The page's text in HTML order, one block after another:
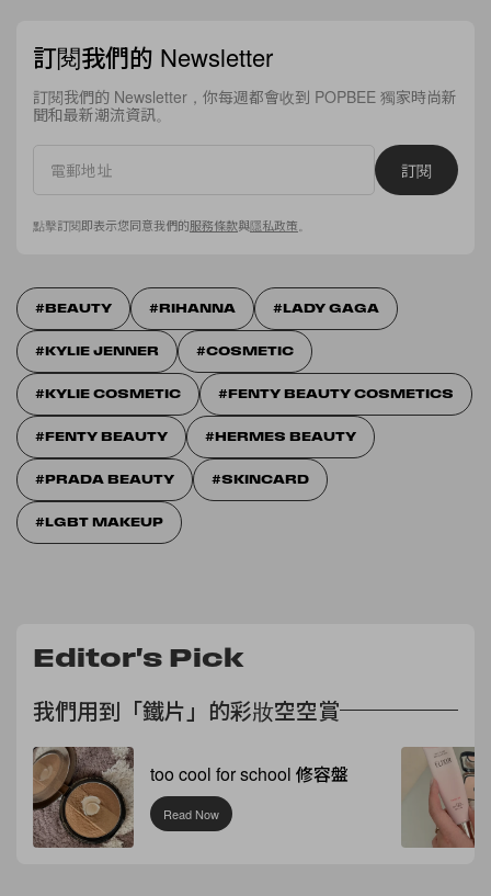
訂閱我們的 Newsletter
訂閱我們的 Newsletter，你每週都會收到 POPBEE 獨家時尚新
聞和最新潮流資訊。
訂閱
點擊訂閱即表示您同意我們的服務條款與隱私政策
BEAUTY RIHANNA LADY GAGA
KYLIE JENNER COSMETIC
KYLIE COSMETIC FENTY BEAUTY COSMETICS
FENTY BEAUTY HERMES BEAUTY
PRADA BEAUTY SKINCARD
LGBT MAKEUP
Editor's Pick
我們用到「鐵片」的彩妝空空賞
too cool for school 修容盤
Read Now